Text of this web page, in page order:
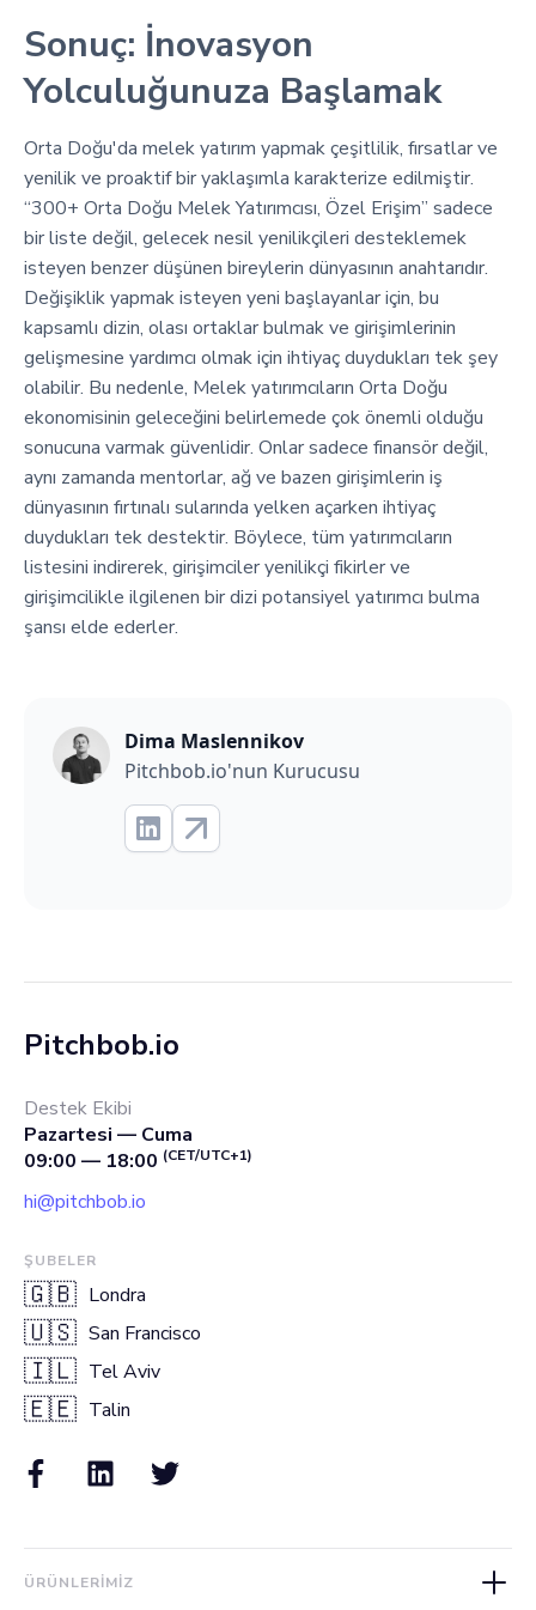
Sonuç: İnovasyon
Yolculuğunuza Başlamak
Orta Doğu'da melek yatırım yapmak çeşitlilik, fırsatlar ve
yenilik ve proaktif bir yaklaşımla karakterize edilmiştir.
“300+ Orta Doğu Melek Yatırımcısı, Özel Erişim” sadece
bir liste değil, gelecek nesil yenilikçileri desteklemek
isteyen benzer düşünen bireylerin dünyasının anahtarıdır.
Değişiklik yapmak isteyen yeni başlayanlar için, bu
kapsamlı dizin, olası ortaklar bulmak ve girişimlerinin
gelişmesine yardımcı olmak için ihtiyaç duydukları tek şey
olabilir. Bu nedenle, Melek yatırımcıların Orta Doğu
ekonomisinin geleceğini belirlemede çok önemli olduğu
sonucuna varmak güvenlidir. Onlar sadece finansör değil,
aynı zamanda mentorlar, ağ ve bazen girişimlerin iş
dünyasının fırtınalı sularında yelken açarken ihtiyaç
duydukları tek destektir. Böylece, tüm yatırımcıların
listesini indirerek, girişimciler yenilikçi fikirler ve
girişimcilikle ilgilenen bir dizi potansiyel yatırımcı bulma
şansı elde ederler.
Dima Maslennikov
Pitchbob.io'nun Kurucusu
Pitchbob.io
Destek Ekibi
Pazartesi — Cuma
09:00 — 18:00 (CET/UTC+1)
hi@pitchbob.io
ŞUBELER
🇬🇧 Londra
🇺🇸 San Francisco
🇮🇱 Tel Aviv
🇪🇪 Talin
ÜRÜNLERIMIZ